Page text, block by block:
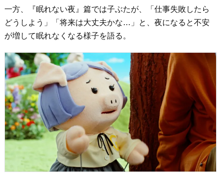
一方、『眠れない夜』篇では子ぶたが、「仕事失敗したら
どうしよう」「将来は大丈夫かな…」と、夜になると不安
が増して眠れなくなる様子を語る。